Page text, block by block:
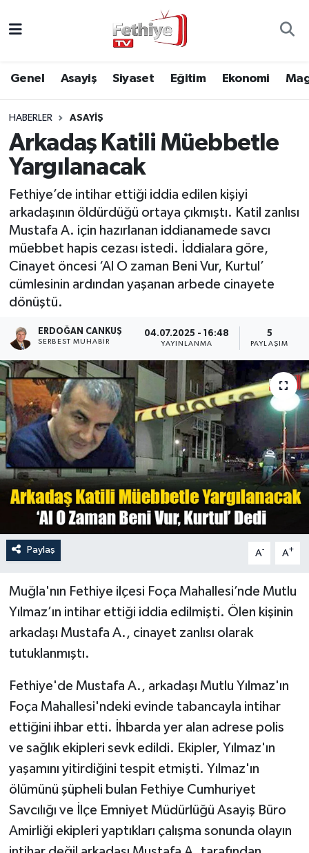
Genel Asayiş Siyaset Eğitim Ekonomi
HABERLER ASAYIŞ
Arkadaş Katili Müebbetle
Yargılanacak
Fethiye’de intihar ettiği iddia edilen kişiyi
arkadaşının öldürdüğü ortaya çıkmıştı. Katil zanlısı
Mustafa A. için hazırlanan iddianamede savcı
müebbet hapis cezası istedi. İddialara göre,
Cinayet öncesi ‘Al O zaman Beni Vur, Kurtul’
cümlesinin ardından yaşanan arbede cinayete
dönüştü.
ERDOĞAN CANKUŞ
SERBEST MUHABIR
04.07.2025 - 16:48
YAYINLANMA
5
PAYLAŞIM
Paylaş A- A+
Muğla'nın Fethiye ilçesi Foça Mahallesi’nde Mutlu
Yılmaz’ın intihar ettiği iddia edilmişti. Ölen kişinin
arkadaşı Mustafa A., cinayet zanlısı olarak
tutuklanmıştı.
Fethiye'de Mustafa A., arkadaşı Mutlu Yılmaz'ın
Foça Mahallesi'ndeki evinde tabancayla intihar
ettiğini ihbar etti. İhbarda yer alan adrese polis
ve sağlık ekipleri sevk edildi. Ekipler, Yılmaz'ın
yaşamını yitirdiğini tespit etmişti. Yılmaz'ın
ölümünü şüpheli bulan Fethiye Cumhuriyet
Savcılığı ve İlçe Emniyet Müdürlüğü Asayiş Büro
Amirliği ekipleri yaptıkları çalışma sonunda olayın
Asayiş
Eğitim
Ekonomi
Kültür
Magazin
Spor
Turizm
Muğla Hava Durumu
Muğla Namaz Vakitleri
Muğla Trafik Yoğunluk Haritası
Süper Lig Puan Durumu ve Fikstür
Tüm Manşetler
Son Dakika Haberleri
Haber Arşivi